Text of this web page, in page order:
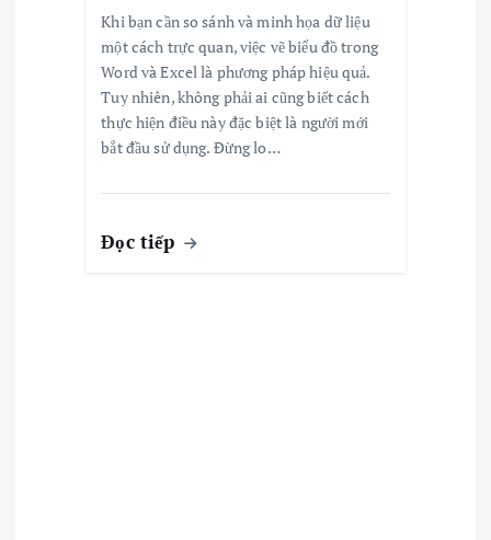
Khi bạn cần so sánh và minh họa dữ liệu
một cách trực quan, việc vẽ biểu đồ trong
Word và Excel là phương pháp hiệu quả.
Tuy nhiên, không phải ai cũng biết cách
thực hiện điều này đặc biệt là người mới
bắt đầu sử dụng. Đừng lo…
Đọc tiếp